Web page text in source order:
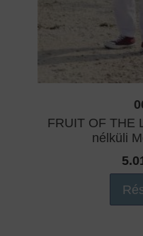
FRUIT OF THE
nélküli